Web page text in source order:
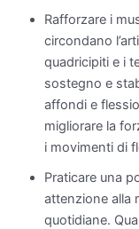
Rafforzare i
circondano
quadricipiti e i
sostegno e
affondi e
migliorare la
i movimenti di
Praticare una
attenzione alla
quotidiane.